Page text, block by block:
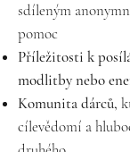
sdíleným
pomoc
Příležitosti k
modlitby nebo
Komunita dárců,
cílevědomí a